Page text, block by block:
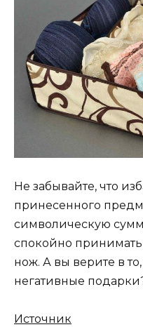
Не забывайте, что
принесенного
символическую
спокойно принимать
нож. А вы верите в
негативные
Источник